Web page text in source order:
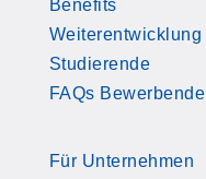
Benefits
Weiterentwicklung
Studierende
FAQs Bewerbende
Für Unternehmen